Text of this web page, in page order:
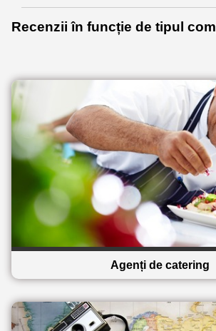
Recenzii în funcție de tipul
Agenți de catering